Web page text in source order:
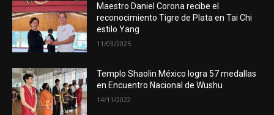
Maestro Daniel Corona recibe el
reconocimiento Tigre de Plata en Tai Chi
estilo Yang
11/03/2025
Templo Shaolin México logra 57 medallas
en Encuentro Nacional de Wushu
14/11/2022